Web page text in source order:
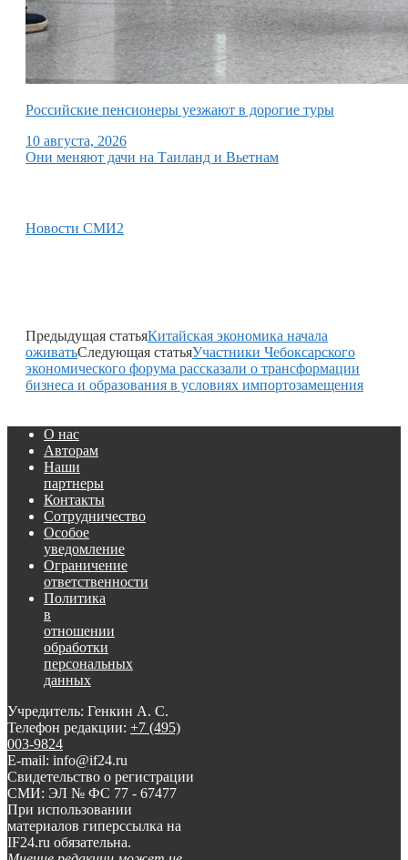
Российские пенсионеры уезжают в дорогие туры
10 августа, 2026
Они меняют дачи на Таиланд и Вьетнам
Новости СМИ2
Предыдущая статьяКитайская экономика начала
оживатьСледующая статьяУчастники Чебоксарского
экономического форума рассказали о трансформации
бизнеса и образования в условиях импортозамещения
О нас
Авторам
Наши
партнеры
Контакты
Сотрудничество
Особое
уведомление
Ограничение
ответственности
Политика
в
отношении
обработки
персональных
данных
Учредитель: Генкин А. С.
Телефон редакции: +7 (495)
003-9824
E-mail: info@if24.ru
Свидетельство о регистрации
СМИ: ЭЛ № ФС 77 - 67477
При использовании
материалов гиперссылка на
IF24.ru обязательна.